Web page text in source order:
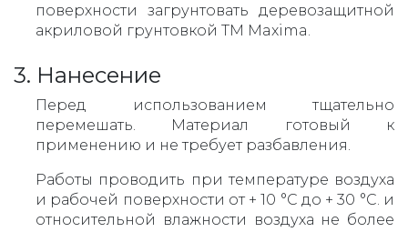
поверхности загрунтовать деревозащитной
акриловой грунтовкой ТМ Maxima.
3. Нанесение
Перед использованием тщательно
перемешать. Материал готовый к
применению и не требует разбавления.
Работы проводить при температуре воздуха
и рабочей поверхности от + 10 °С до + 30 °С. и
относительной влажности воздуха не более